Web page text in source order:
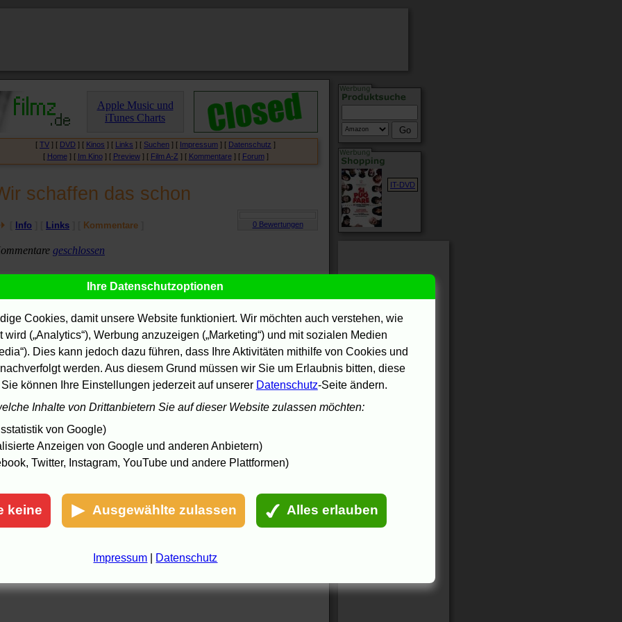
Apple Music und
iTunes Charts
[ TV ] [ DVD ] [ Kinos ] [ Links ] [ Suchen ] [ Impressum ] [ Datenschutz ]
[ Home] [ Im Kino] [ Preview] [ Film A-Z ] [ Kommentare] [ Forum]
schaffen das schon
Info Links Kommentare
geschlossen
Ihre Datenschutzoptionen
Cookies, damit unsere Website funktioniert. Wir möchten auch verstehen, wie
(„Analytics“), Werbung anzuzeigen („Marketing“) und mit sozialen Medien
Dies kann jedoch dazu führen, dass Ihre Aktivitäten mithilfe von Cookies und
werden. Aus diesem Grund müssen wir Sie um Erlaubnis bitten, diese
können Ihre Einstellungen jederzeit auf unserer Datenschutz-Seite ändern.
Inhalte von Drittanbietern Sie auf dieser Website zulassen möchten:
von Google)
Anzeigen von Google und anderen Anbietern)
Twitter, Instagram, YouTube und andere Plattformen)
keine Ausgewählte zulassen Alles erlauben
Impressum Datenschutz